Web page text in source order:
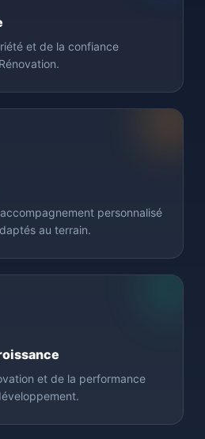
et de la confiance
personnalisé
au terrain.
et de la performance